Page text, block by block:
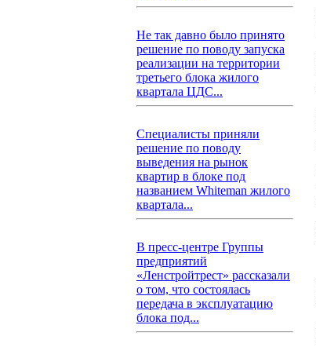
Не так давно было принято
решение по поводу запуска
реализации на территории
третьего блока жилого
квартала ЦДС...
Специалисты приняли
решение по поводу
выведения на рынок
квартир в блоке под
названием Whiteman жилого
квартала...
В пресс-центре Группы
предприятий
«Ленстройтрест» рассказали
о том, что состоялась
передача в эксплуатацию
блока под...